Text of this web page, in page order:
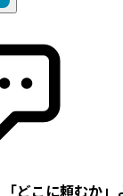
「どこに頼むか